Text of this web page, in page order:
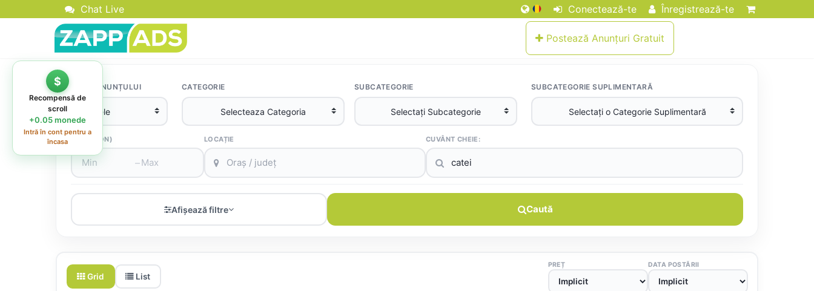
Chat Live Conectează-te Înregistrează-te
Postează Anunțuri Gratuit
TIPUL ANUNȚULUI CATEGORIE SUBCATEGORIE SUBCATEGORIE SUPLIMENTARĂ
PREȚ (RON)
–
LOCAȚIE CUVÂNT CHEIE:
Afișează filtre Caută
Grid List
PREȚ DATA POSTĂRII